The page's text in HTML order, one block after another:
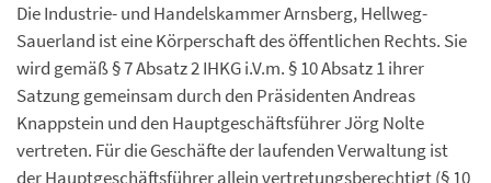
Die Industrie- und Handelskammer Arnsberg, Hellweg-
Sauerland ist eine Körperschaft des öffentlichen Rechts. Sie
wird gemäß § 7 Absatz 2 IHKG i.V.m. § 10 Absatz 1 ihrer
Satzung gemeinsam durch den Präsidenten Andreas
Knappstein und den Hauptgeschäftsführer Jörg Nolte
vertreten. Für die Geschäfte der laufenden Verwaltung ist
der Hauptgeschäftsführer allein vertretungsberechtigt (§ 10